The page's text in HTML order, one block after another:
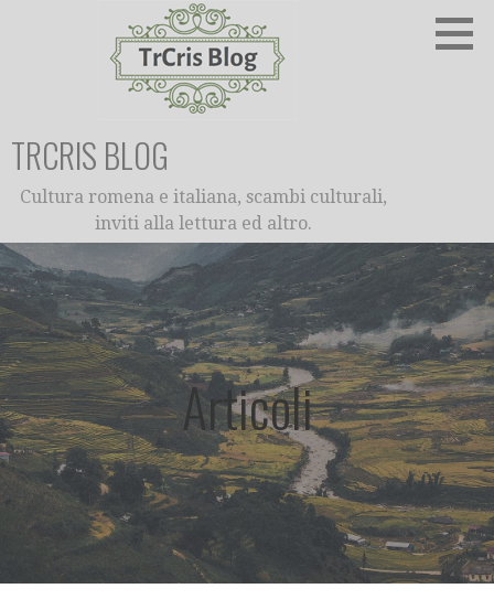
TRCRIS BLOG
Cultura romena e italiana, scambi culturali,
inviti alla lettura ed altro.
Articoli